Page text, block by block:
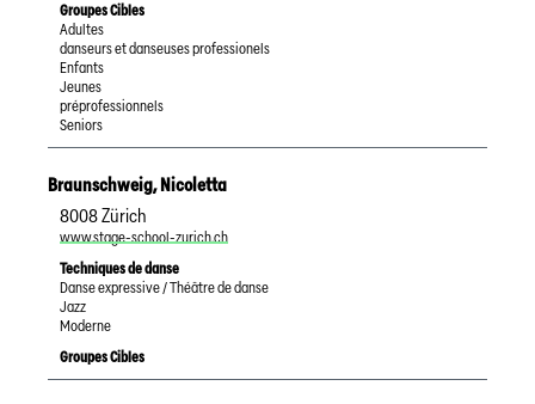
Groupes Cibles
Adultes
danseurs et danseuses professionels
Enfants
Jeunes
préprofessionnels
Seniors
Braunschweig,Nicoletta
8008Zürich
www.stage-school-zurich.ch
Techniques de danse
Danse expressive / Théâtre de danse
Jazz
Moderne
Groupes Cibles